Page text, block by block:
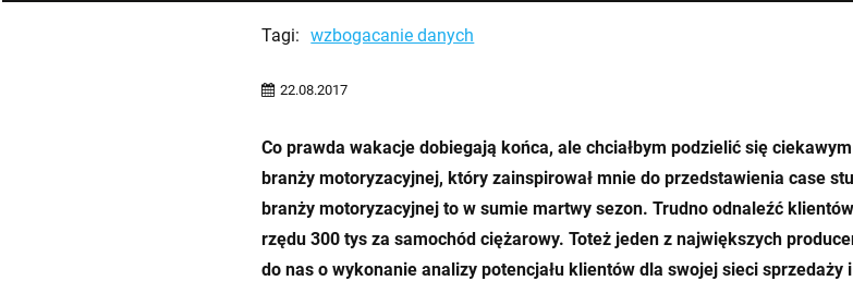
Tagi: wzbogacanie danych
22.08.2017
Co prawda wakacje dobiegają końca, ale chciałbym podzielić się
branży motoryzacyjnej, który zainspirował mnie do przedstawienia case
branży motoryzacyjnej to w sumie martwy sezon. Trudno odnaleźć
rzędu 300 tys za samochód ciężarowy. Toteż jeden z największych
do nas o wykonanie analizy potencjału klientów dla swojej sieci